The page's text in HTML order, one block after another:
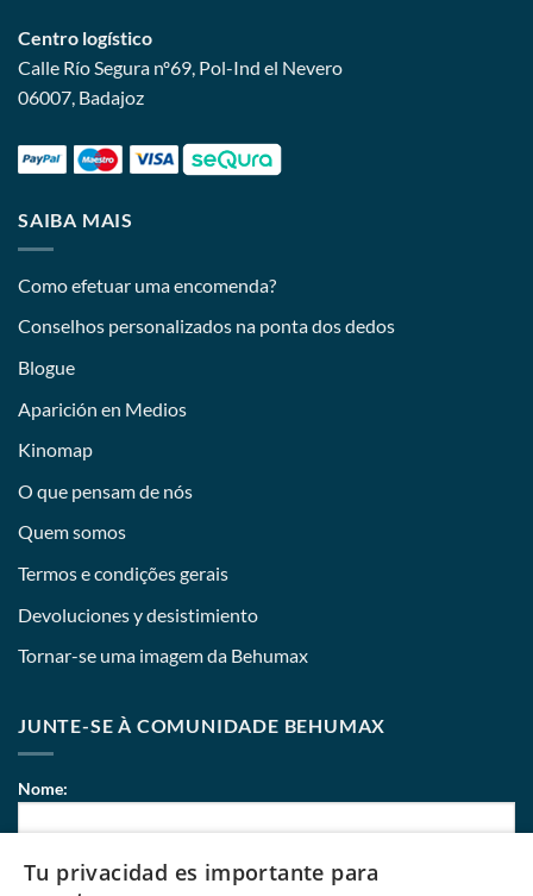
Centro logístico
Calle Río Segura nº69, Pol-Ind el Nevero
06007, Badajoz
SAIBA MAIS
Como efetuar uma encomenda?
Conselhos personalizados na ponta dos dedos
Blogue
Aparición en Medios
Kinomap
O que pensam de nós
Quem somos
Termos e condições gerais
Devoluciones y desistimiento
Tornar-se uma imagem da Behumax
JUNTE-SE À COMUNIDADE BEHUMAX
Nome:
Correio eletrónico:
Tu privacidad es importante para